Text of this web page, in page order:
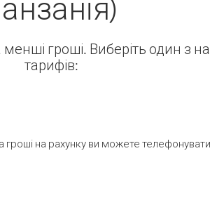
гроші. Виберіть один з
тарифів:
на рахунку ви можете телефонувати